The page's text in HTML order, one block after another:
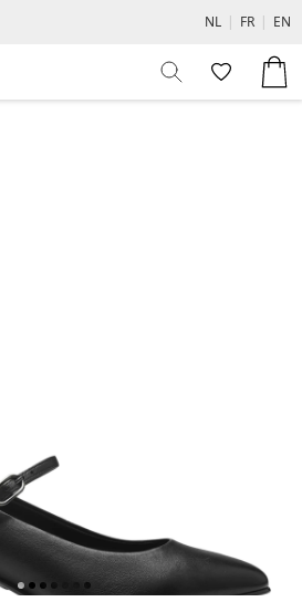
NL | FR | EN